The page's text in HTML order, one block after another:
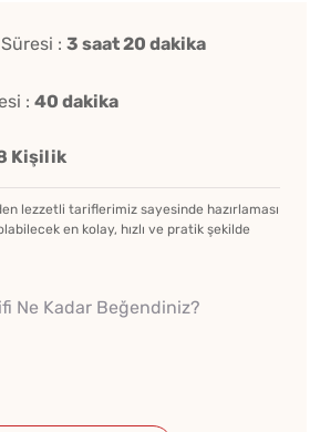
: 3 saat 20 dakika
: 40 dakika
Kişilik
lezzetli tariflerimiz sayesinde hazırlaması
en kolay, hızlı ve pratik şekilde
Ne Kadar Beğendiniz?